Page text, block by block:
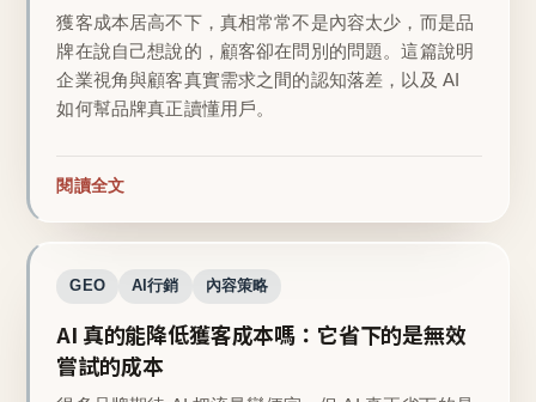
獲客成本居高不下，真相常常不是內容太少，而是品
牌在說自己想說的，顧客卻在問別的問題。這篇說明
企業視角與顧客真實需求之間的認知落差，以及 AI
如何幫品牌真正讀懂用戶。
閱讀全文
GEO AI行銷 內容策略
AI 真的能降低獲客成本嗎：它省下的是無效
嘗試的成本